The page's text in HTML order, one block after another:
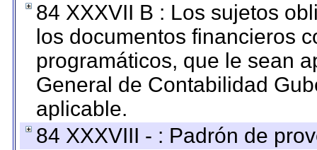
84 XXXVII B : Los sujetos
los documentos financieros
programáticos, que le sean
General de Contabilidad
aplicable.
84 XXXVIII - : Padrón de